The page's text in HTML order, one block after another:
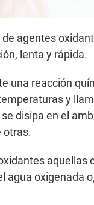
agentes
lenta y rápida.
una reacción
y
disipa en el
otras.
agua oxigenada